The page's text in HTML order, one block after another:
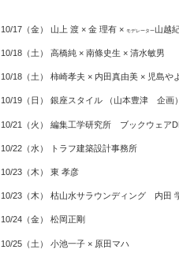
10/17（金） 山上 渡 × 金 理有 × モデレーター山越
10/18（土） 高橋純 × 南條史生 × 清水敏男
10/18（土） 柿崎孝夫 × 内田真由美 × 児島や
10/19（日） 銀座スタイル （山本豊津 企画）
10/21（火） 編集工学研究所 ブックウェア
10/22（水） トラフ建築設計事務所
10/23（木） 東 孝彦
10/23（木） 枯山水サラウンディング 内田
10/24（金） 松岡正剛
10/25（土） 小池一子 × 原田マハ